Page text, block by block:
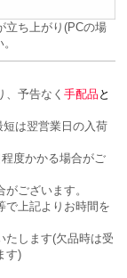
立ち上がり(PCの場
、予告なく手配品 と
短は翌営業日の入荷
度かかる場合がご
ございます。
で上記よりお時間を
たします(欠品時は受
す)